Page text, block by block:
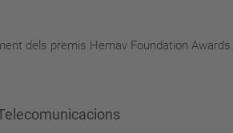
dels premis Hemav Foundation Awards.